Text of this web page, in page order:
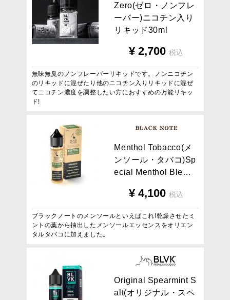
Zero(ゼロ ・ ノ ンフ レ
ーバー)ニコチ ン 入 り
リ キ ッ ド30m
¥ 2,700 税込
無味無臭のノンフレーバーリキッドです。ノンニコチン
のリキッドに混ぜたり他のニコチン入りリキッドに混ぜ
てニコチン濃度を調整したい方におすすめの万能リキッ
ド!
Mentho Tobacco( メ
ン ソ ール ・ タバコ)Sp
ecia Mentho B le…
¥ 4,100 税込
ブラックノートのメンソールといえばこれ!乾燥させたミ
ントの葉から抽出したメンソールエッセンスをオリエン
タルタバコに加えました。
Origina Spearmint S
a t(オ リ ジナル ・ スペ